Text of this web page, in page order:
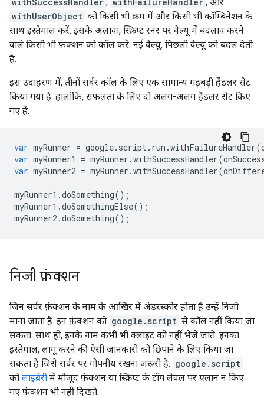
withUserObject को किसी भी क्रम में और किसी भी कॉम्बिनेशन के
साथ इस्तेमाल करें. इसके अलावा, स्क्रिप्ट रनर पर वैल्यू में बदलाव करने
वाले किसी भी फ़ंक्शन को कॉल करें. नई वैल्यू, पिछली वैल्यू को बदल देती
है.
इस उदाहरण में, तीनों सर्वर कॉल के लिए एक सामान्य गड़बड़ी हैंडलर सेट
किया गया है. हालांकि, सफलता के लिए दो अलग-अलग हैंडलर सेट किए
गए हैं:
var myRunner = google. script. run .withFailureHandler(
var myRunner1 = myRunner .withSuccessHandler(
var myRunner2 = myRunner .withSuccessHandler(
myRunner1 .doSomething();
myRunner1 .doSomethingElse();
myRunner2.doSomething();
निजी फ़ंक्शन
जिन सर्वर फ़ंक्शन के नाम के आखिर में अंडरस्कोर होता है उन्हें निजी
माना जाता है. इन फ़ंक्शन को google.script से कॉल नहीं किया जा
सकता. साथ ही, इनके नाम कभी भी क्लाइंट को नहीं भेजे जाते. इनका
इस्तेमाल, लागू करने की ऐसी जानकारी को छिपाने के लिए किया जा
सकता है जिसे सर्वर पर गोपनीय रखना ज़रूरी है. google.script
को लाइब्रेरी में मौजूद फ़ंक्शन या स्क्रिप्ट के टॉप लेवल पर एलान न किए
गए फ़ंक्शन भी नहीं दिखते.